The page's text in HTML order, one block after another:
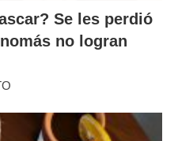
Se les perdió
no logran